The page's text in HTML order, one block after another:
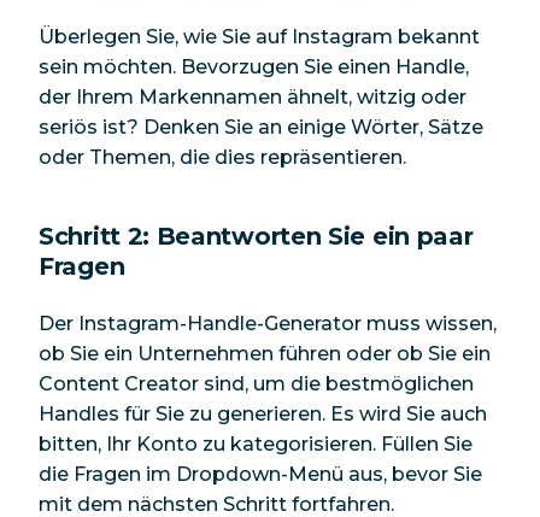
Überlegen Sie, wie Sie auf Instagram bekannt
sein möchten. Bevorzugen Sie einen Handle,
der Ihrem Markennamen ähnelt, witzig oder
seriös ist? Denken Sie an einige Wörter, Sätze
oder Themen, die dies repräsentieren.
Schritt 2: Beantworten Sie ein paar
Fragen
Der Instagram-Handle-Generator muss wissen,
ob Sie ein Unternehmen führen oder ob Sie ein
Content Creator sind, um die bestmöglichen
Handles für Sie zu generieren. Es wird Sie auch
bitten, Ihr Konto zu kategorisieren. Füllen Sie
die Fragen im Dropdown-Menü aus, bevor Sie
mit dem nächsten Schritt fortfahren.